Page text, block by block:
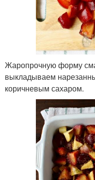
Жаропрочную форму
выкладываем
коричневым сахаром.